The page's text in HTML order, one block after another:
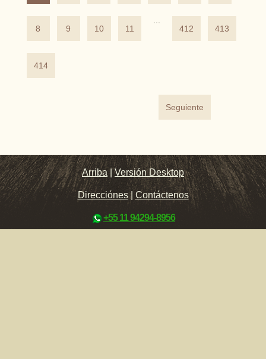
8 9 10 11
412
413
414
Seguiente
Arriba |Versión Desktop
Direcciónes| Contáctenos
+55 11 94294-8956